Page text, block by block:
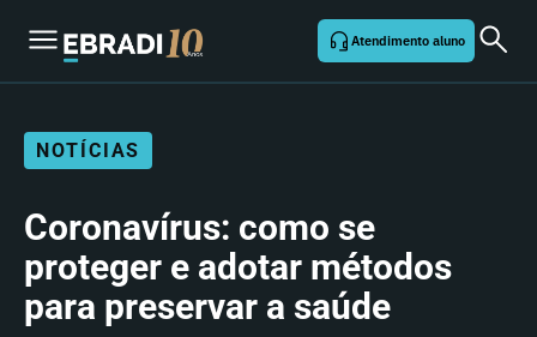
Atendimento aluno
NOTÍCIAS
Coronavírus: como se
proteger e adotar métodos
para preservar a saúde